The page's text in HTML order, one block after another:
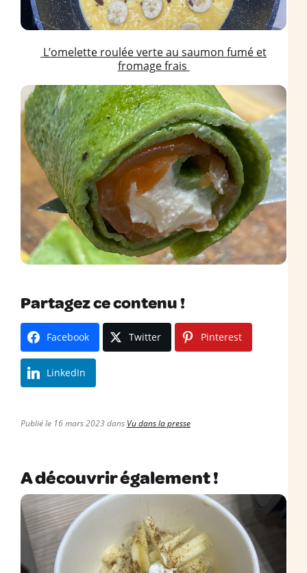
L’omelette roulée verte au saumon fumé et
fromage frais
Partagez ce contenu !
Facebook Twitter Pinterest
LinkedIn
Publié le 16 mars 2023 dans Vu dans la presse
A découvrir également !